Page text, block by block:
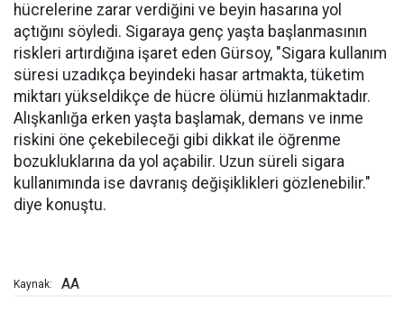
hücrelerine zarar verdiğini ve beyin hasarına yol
açtığını söyledi. Sigaraya genç yaşta başlanmasının
riskleri artırdığına işaret eden Gürsoy, "Sigara kullanım
süresi uzadıkça beyindeki hasar artmakta, tüketim
miktarı yükseldikçe de hücre ölümü hızlanmaktadır.
Alışkanlığa erken yaşta başlamak, demans ve inme
riskini öne çekebileceği gibi dikkat ile öğrenme
bozukluklarına da yol açabilir. Uzun süreli sigara
kullanımında ise davranış değişiklikleri gözlenebilir."
diye konuştu.
Kaynak: AA